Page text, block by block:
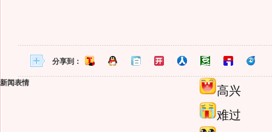
分享到：
新闻表情
高兴
难过